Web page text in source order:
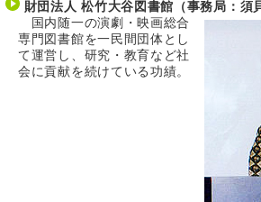
財団法人 松竹大谷図書館（事務局：須
国内随一の演劇・映画総合
専門図書館を一民間団体とし
て運営し、研究・教育など社
会に貢献を続けている功績。